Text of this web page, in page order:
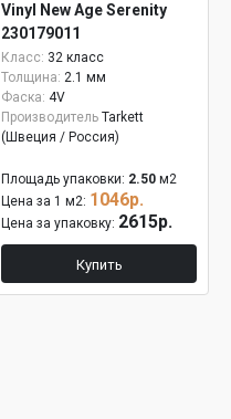
Vinyl New Age Serenity
230179011
Класс: 32 класс
Толщина: 2.1 мм
Фаска: 4V
Производитель Tarkett
(Швеция / Россия)
Площадь упаковки: 2.50 м2
Цена за 1 м2: 1046р.
Цена за упаковку: 2615р.
Купить